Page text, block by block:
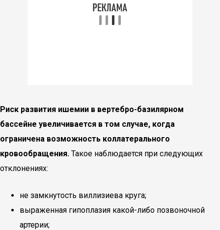
Риск развития ишемии в вертебро-базилярном
бассейне увеличивается в том случае, когда
ограничена возможность коллатерального
кровообращения. Такое наблюдается при следующих
отклонениях:
не замкнутость виллизиева круга;
выраженная гипоплазия какой-либо позвоночной
артерии;